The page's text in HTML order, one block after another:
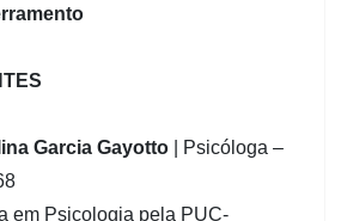
Garcia Gayotto
| Psicóloga –
em Psicologia pela PUC-